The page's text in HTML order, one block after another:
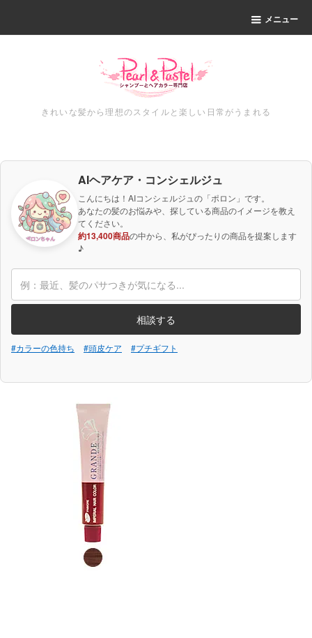
メニュー
きれいな髪から理想のスタイルと楽しい日常がうまれる
AIヘアケア・コンシェルジュ
こんにちは！AIコンシェルジュの「ポロン」です。
あなたの髪のお悩みや、探している商品のイメージを教え
てください。
約13,400商品の中から、私がぴったりの商品を提案します
♪
相談する
#カラーの色持ち #頭皮ケア #プチギフト